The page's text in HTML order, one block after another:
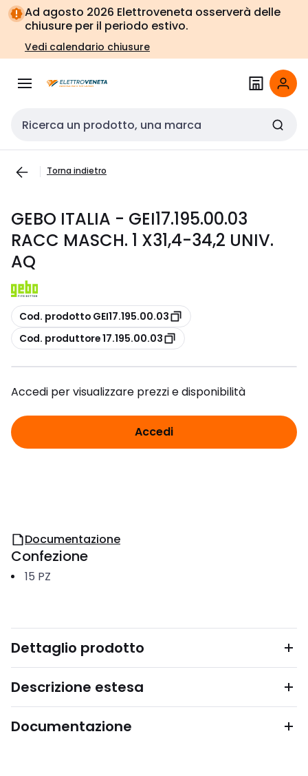
Vai alla
navigazione
Vai
alla
pagina
Ad agosto 2026 Elettroveneta osserverà delle
chiusure per il periodo estivo.
Vedi calendario chiusure
Cerca input
Torna indietro
GEBO ITALIA - GEI17.195.00.03
RACC MASCH. 1 X31,4-34,2 UNIV.
AQ
copia
Cod. prodotto GEI17.195.00.03
copia
Cod. produttore 17.195.00.03
Accedi per visualizzare prezzi e disponibilità
Accedi
Documentazione
Confezione
15 PZ
Dettaglio prodotto
Descrizione estesa
Documentazione